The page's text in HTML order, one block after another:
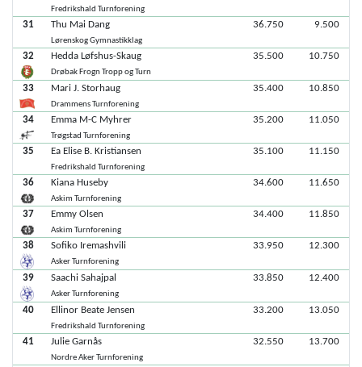
Fredrikshald Turnforening
31 Thu Mai Dang
Lørenskog Gymnastikklag
36.750 9.500
32 Hedda Løfshus-Skaug
Drøbak Frogn Tropp og Turn
35.500 10.750
33 Mari J. Storhaug
Drammens Turnforening
35.400 10.850
34 Emma M-C Myhrer
Trøgstad Turnforening
35.200 11.050
35 Ea Elise B. Kristiansen
Fredrikshald Turnforening
35.100 11.150
36 Kiana Huseby
Askim Turnforening
34.600 11.650
37 Emmy Olsen
Askim Turnforening
34.400 11.850
38 Sofiko Iremashvili
Asker Turnforening
33.950 12.300
39 Saachi Sahajpal
Asker Turnforening
33.850 12.400
40 Ellinor Beate Jensen
Fredrikshald Turnforening
33.200 13.050
41 Julie Garnås
Nordre Aker Turnforening
32.550 13.700